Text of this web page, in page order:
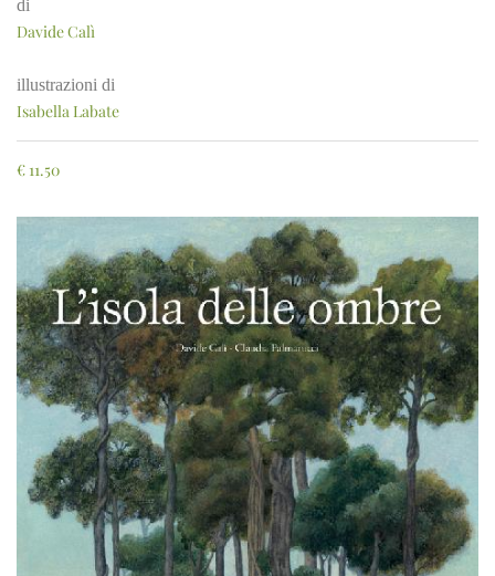
di
Davide Calì
illustrazioni di
Isabella Labate
€ 11.50